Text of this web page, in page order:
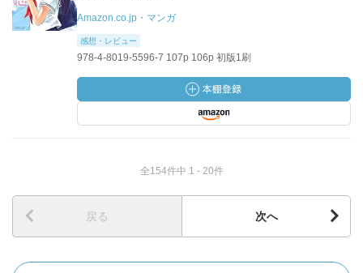
Amazon.co.jp・マンガ
感想・レビュー
978-4-8019-5596-7 107p 106p 初版1刷
全154件中 1 - 20件
戻る 次へ